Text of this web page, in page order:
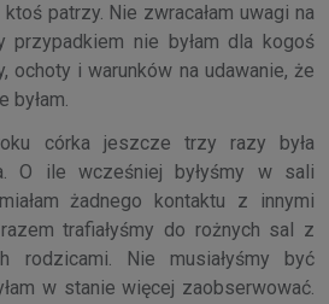
patrzy. Nie zwracałam uwagi na
nie byłam dla kogoś
ochoty i warunków na udawanie, że
byłam.
córka jeszcze trzy razy była
O ile wcześniej byłyśmy w sali
żadnego kontaktu z innymi
trafiałyśmy do rożnych sal z
rodzicami. Nie musiałyśmy być
w stanie więcej zaobserwować.